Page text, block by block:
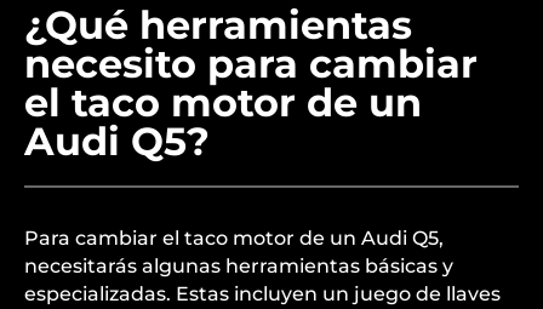
¿Qué herramientas
necesito para cambiar
el taco motor de un
Audi Q5?
Para cambiar el taco motor de un Audi Q5,
necesitarás algunas herramientas básicas y
especializadas. Estas incluyen un juego de llaves